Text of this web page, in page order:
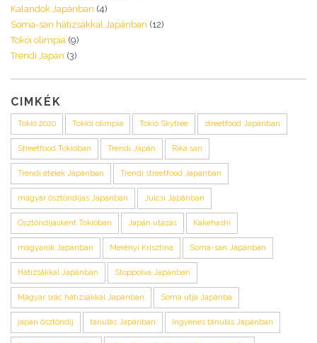
Kalandok Japánban (4)
Soma-san hátizsákkal Japánban (12)
Tokói olimpia (9)
Trendi Japán (3)
CIMKÉK
Tokió 2020 Tokiói olimpia Tokió Skytree streetfood Japánban
Streetfood Tokióban Trendi Japán Rika san
Trendi ételek Japánban Trendi streetfood Japánban
magyar ösztöndíjas Japánban Julcsi Japánban
Ösztöndíjasként Tokióban Japán utazás Kakehashi
magyarok Japánban Merényi Krisztina Soma-san Japánban
Hátizsákkal Japánban Stoppolva Japánban
Magyar srác hátizsákkal Japánban Soma útja Japánba
japán ösztöndíj tanulás Japánban Ingyenes tanulás Japánban